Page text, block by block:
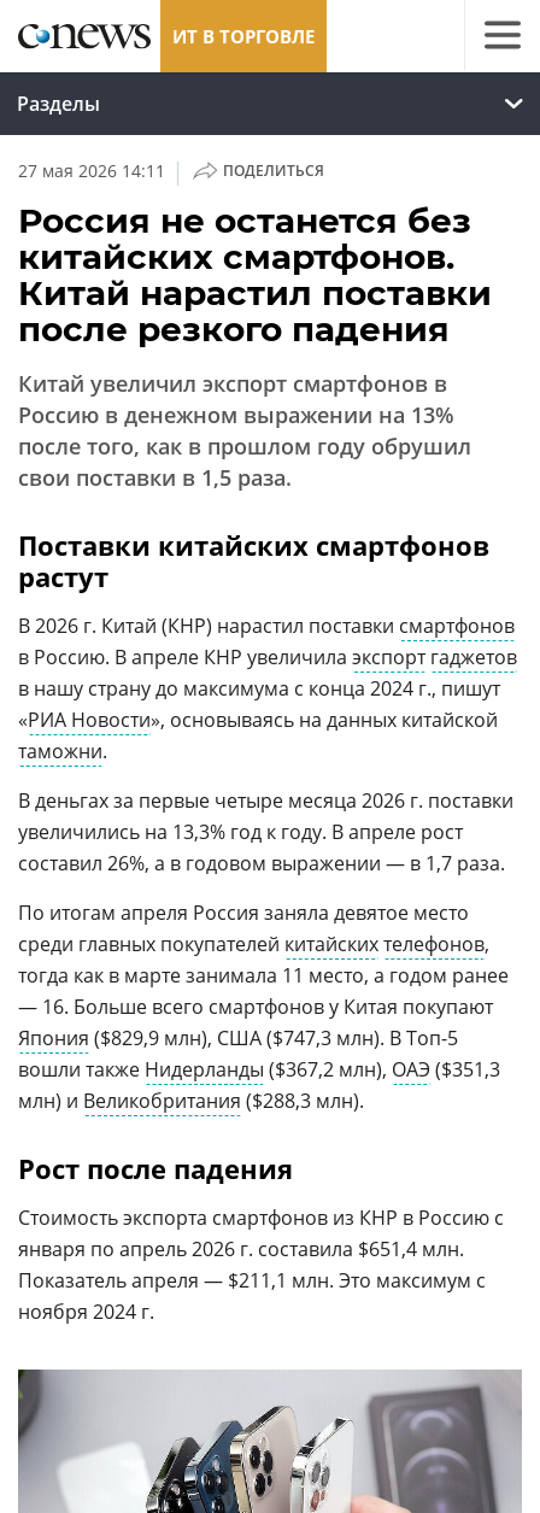
ИТ В ТОРГОВЛЕ
Разделы
27 мая 2026 14:11 | ПОДЕЛИТЬСЯ
Россия не останется без
китайских смартфонов.
Китай нарастил поставки
после резкого падения
Китай увеличил экспорт смартфонов в
Россию в денежном выражении на 13%
после того, как в прошлом году обрушил
свои поставки в 1,5 раза.
Поставки китайских смартфонов
растут
В 2026 г. Китай (КНР) нарастил поставки смартфонов
в Россию. В апреле КНР увеличила экспорт гаджетов
в нашу страну до максимума с конца 2024 г., пишут
«РИА Новости», основываясь на данных китайской
таможни.
В деньгах за первые четыре месяца 2026 г. поставки
увеличились на 13,3% год к году. В апреле рост
составил 26%, а в годовом выражении — в 1,7 раза.
По итогам апреля Россия заняла девятое место
среди главных покупателей китайскихтелефонов,
тогда как в марте занимала 11 место, а годом ранее
— 16. Больше всего смартфонов у Китая покупают
Япония ($829,9 млн), США ($747,3 млн). В Топ-5
вошли также Нидерланды ($367,2 млн), ОАЭ ($351,3
млн) и Великобритания ($288,3 млн).
Рост после падения
Стоимость экспорта смартфонов из КНР в Россию с
января по апрель 2026 г. составила $651,4 млн.
Показатель апреля — $211,1 млн. Это максимум с
ноября 2024 г.